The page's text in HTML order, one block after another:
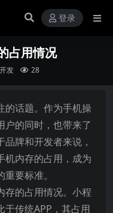
登录
占用情况
发 28
的话题。作为手机操
户的同时，也带来了
牌和开发者来说，
机内存的占用，成为
要标准。
存的占用情况。小程
于传统APP，其占用